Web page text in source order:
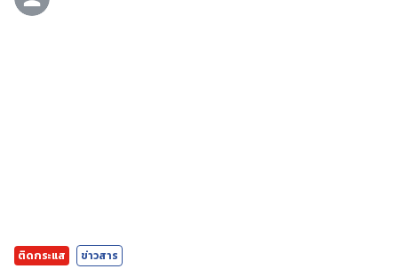
ติดกระแส ข่าวสาร